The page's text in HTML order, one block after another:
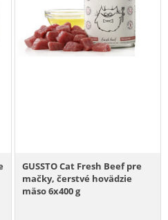
GUSSTO Cat Fresh Beef pre
mačky, čerstvé hovädzie
mäso 6x400 g